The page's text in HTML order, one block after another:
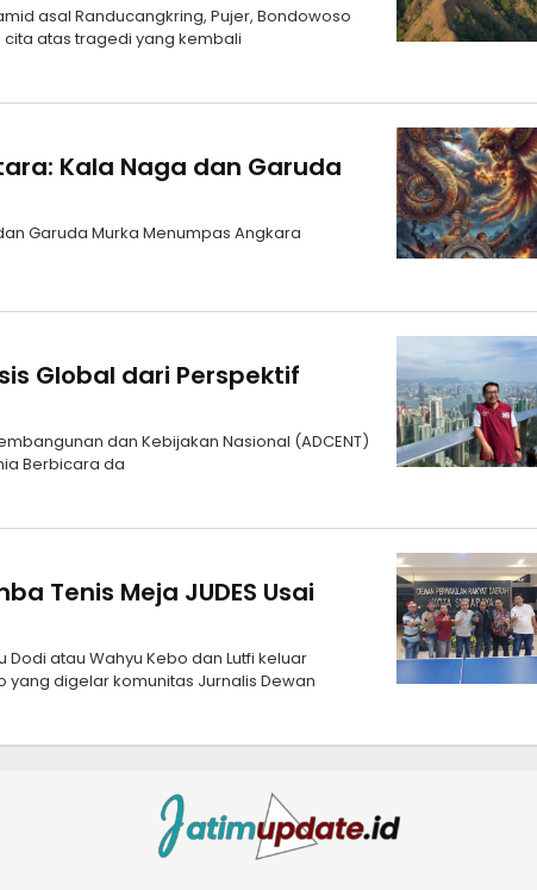
asal Randucangkring, Pujer, Bondowoso
atas tragedi yang kembali
Kala Naga dan Garuda
Garuda Murka Menumpas Angkara
Global dari Perspektif
dan Kebijakan Nasional (ADCENT)
Berbicara da
Tenis Meja JUDES Usai
atau Wahyu Kebo dan Lutfi keluar
yang digelar komunitas Jurnalis Dewan